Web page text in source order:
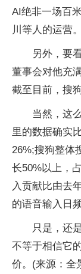
AI绝非一场百
川等人的运营。
另外，要
董事会对他充
截至目前，搜
当然，这
里的数据确实
26%;搜狗整体
长50%以上，
入贡献比由去
的语音输入日
只是，还
不等于相信它
价。(来源：全